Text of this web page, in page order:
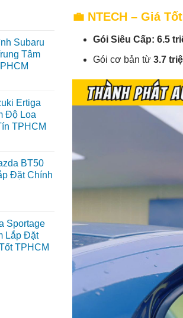
Subaru
Tâm
Ertiga
Độ Loa
TPHCM
BT50
Đặt Chính
Sportage
Lắp Đặt
TPHCM
💼 NTECH – Giá
Gói Siêu Cấp: 6.5
Gói cơ bản từ 3.7